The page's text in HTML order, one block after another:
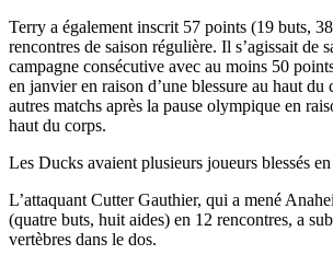
Terry a également inscrit 57 points (19 buts,
rencontres de saison régulière. Il s’agissait de
campagne consécutive avec au moins 50
en janvier en raison d’une blessure au haut du
autres matchs après la pause olympique en
haut du corps.
Les Ducks avaient plusieurs joueurs blessés en
L’attaquant Cutter Gauthier, qui a mené
(quatre buts, huit aides) en 12 rencontres, a
vertèbres dans le dos.